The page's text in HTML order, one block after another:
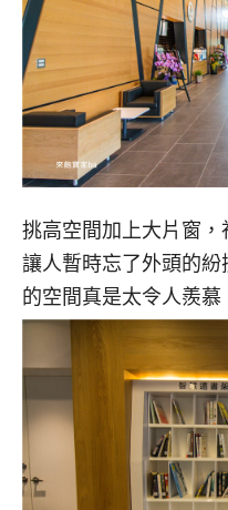
挑高空間加上大片窗
讓人暫時忘了外頭的
的空間真是太令人羨慕